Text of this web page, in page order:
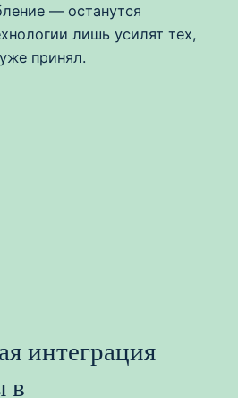
— останутся
лишь усилят тех,
принял.
интеграция
в